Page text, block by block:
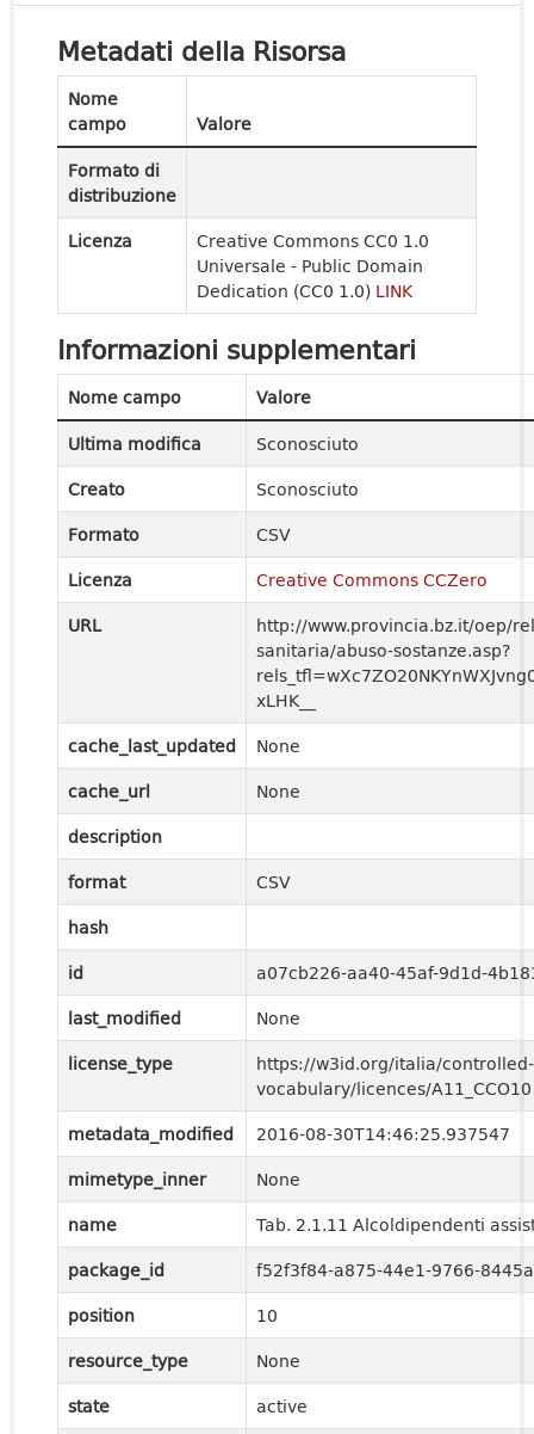
Metadati della Risorsa
Nome
campo
Valore
Formato di
distribuzione
Licenza
Creative Commons CC0 1.0
Universale - Public Domain
Dedication (CC0 1.0) LINK
Informazioni supplementari
Nome campo
Valore
Ultima modifica
Sconosciuto
Creato
Sconosciuto
Formato
CSV
Licenza
Creative Commons CCZero
URL
http://www.provincia.bz.it/oep/
sanitaria/abuso-sostanze.asp?
xLHK__
cache_last_updated
None
cache_url
None
description
format
CSV
hash
id
a07cb226-aa40-45af-9d1d-
last_modified
None
license_type
https://w3id.org/italia/controlled-
vocabulary/licences/A11_CCO10
metadata_modified
2016-08-30T14:46:25.937547
mimetype_inner
None
name
Tab. 2.1.11 Alcoldipendenti
package_id
f52f3f84-a875-44e1-9766-
position
10
resource_type
None
state
active